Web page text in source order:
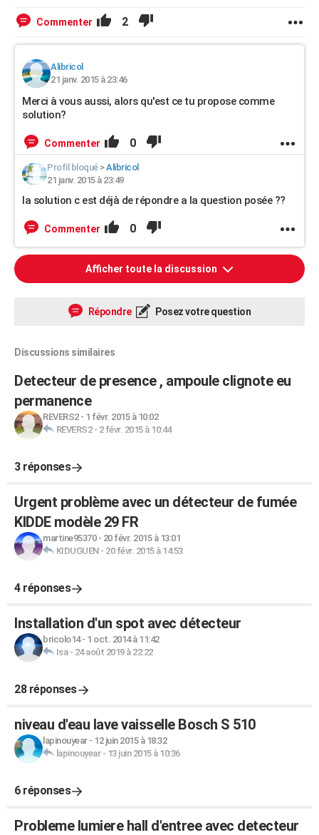
Commenter 2
Alibricol
21 janv. 2015 à 23:46
Merci à vous aussi, alors qu'est ce tu propose comme
solution?
Commenter 0
Profil bloqué>Alibricol
21 janv. 2015 à 23:49
la solution c est déjà de répondre a la question posée ??
Commenter 0
Afficher toute la discussion
Répondre Posez votre question
Discussions similaires
Detecteur de presence , ampoule clignote eu
permanence
REVERS2- 1 févr. 2015 à 10:02
REVERS2- 2 févr. 2015 à 10:44
3 réponses
Urgent problème avec un détecteur de fumée
KIDDE modèle 29 FR
martine95370- 20 févr. 2015 à 13:01
KIDUGUEN- 20 févr. 2015 à 14:53
4 réponses
Installation d'un spot avec détecteur
bricolo14- 1 oct. 2014 à 11:42
Isa- 24 août 2019 à 22:22
28 réponses
niveau d'eau lave vaisselle Bosch S 510
lapinouyear- 12 juin 2015 à 18:32
lapinouyear- 13 juin 2015 à 10:36
6 réponses
Probleme lumiere hall d'entree avec detecteur